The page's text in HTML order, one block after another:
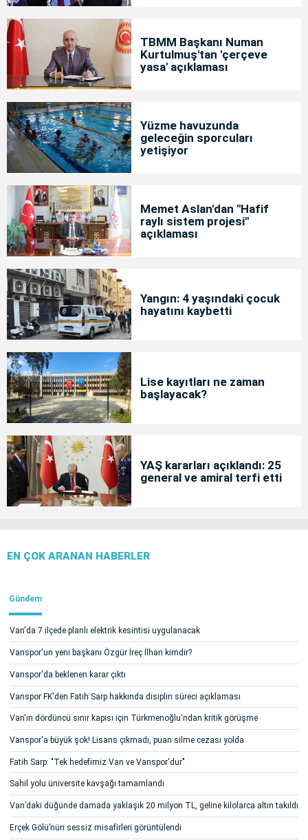
TBMM Başkanı Numan
Kurtulmuş'tan 'çerçeve
yasa' açıklaması
Yüzme havuzunda
geleceğin sporcuları
yetişiyor
Memet Aslan'dan "Hafif
raylı sistem projesi"
açıklaması
Yangın: 4 yaşındaki çocuk
hayatını kaybetti
Lise kayıtları ne zaman
başlayacak?
YAŞ kararları açıklandı: 25
general ve amiral terfi etti
EN ÇOK ARANAN HABERLER
Gündem
Van'da 7 ilçede planlı elektrik kesintisi uygulanacak
Vanspor'un yeni başkanı Özgür İreç İlhan kimdir?
Vanspor'da beklenen karar çıktı
Vanspor FK'den Fatih Sarp hakkında disiplin süreci açıklaması
Van'ın dördüncü sınır kapısı için Türkmenoğlu'ndan kritik görüşme
Vanspor'a büyük şok! Lisans çıkmadı, puan silme cezası yolda
Fatih Sarp: "Tek hedefimiz Van ve Vanspor'dur"
Sahil yolu üniversite kavşağı tamamlandı
Van’daki düğünde damada yaklaşık 20 milyon TL, geline kilolarca altın takıldı
Erçek Gölü’nün sessiz misafirleri görüntülendi